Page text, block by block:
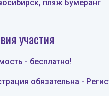
, пляж Бумеранг
участия
- бесплатно!
обязательна -